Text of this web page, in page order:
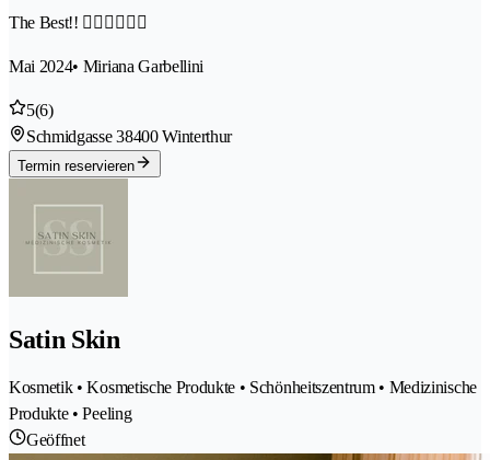
The Best!! 👍🏽👍🏽👍🏽
Mai 2024• Miriana Garbellini
5(6)
Schmidgasse 38400 Winterthur
Termin reservieren
Satin Skin
Kosmetik • Kosmetische Produkte • Schönheitszentrum • Medizinische
Produkte • Peeling
Geöffnet